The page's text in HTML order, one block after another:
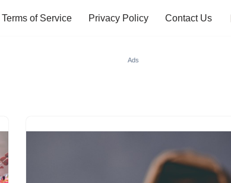
Terms of Service Privacy Policy Contact Us
Ads